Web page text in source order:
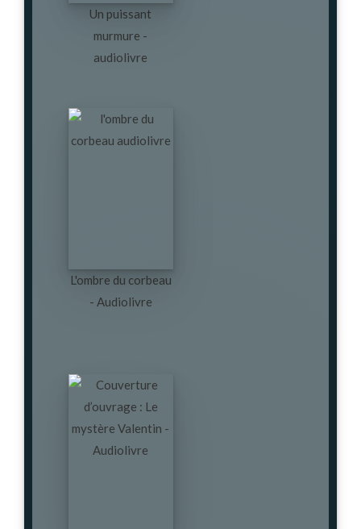
Un puissant
murmure -
audiolivre
L'ombre du corbeau
- Audiolivre